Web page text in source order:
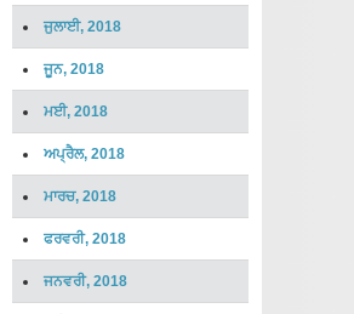
ਜੁਲਾਈ, 2018
ਜੂਨ, 2018
ਮਈ, 2018
ਅਪ੍ਰੈਲ, 2018
ਮਾਰਚ, 2018
ਫਰਵਰੀ, 2018
ਜਨਵਰੀ, 2018